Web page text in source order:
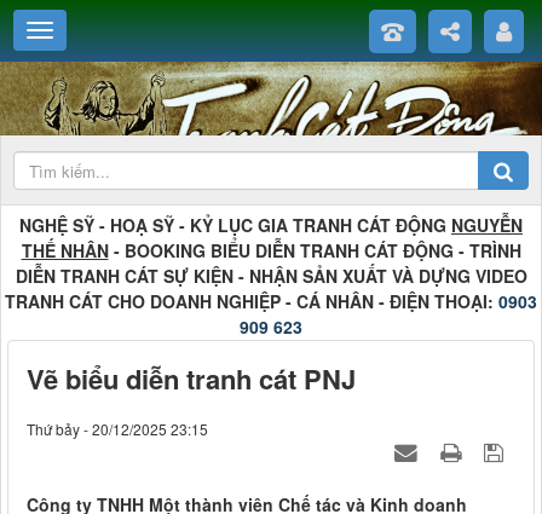
NGHỆ SỸ - HOẠ SỸ - KỶ LỤC GIA TRANH CÁT ĐỘNG NGUYỄN
THẾ NHÂN- BOOKING BIỂU DIỄN TRANH CÁT ĐỘNG - TRÌNH
DIỄN TRANH CÁT SỰ KIỆN - NHẬN SẢN XUẤT VÀ DỰNG VIDEO
TRANH CÁT CHO DOANH NGHIỆP - CÁ NHÂN - ĐIỆN THOẠI: 0903
909 623
Vẽ biểu diễn tranh cát PNJ
Thứ bảy - 20/12/2025 23:15
Công ty TNHH Một thành viên Chế tác và Kinh doanh